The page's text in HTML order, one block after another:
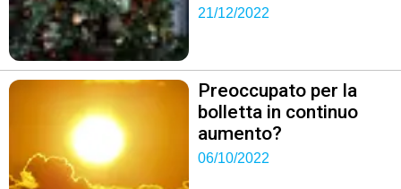
21/12/2022
Preoccupato per la
bolletta in continuo
aumento?
06/10/2022